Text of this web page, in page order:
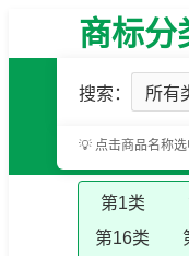
商标分
搜索：
💡 点击商品名称
第1类
第16类